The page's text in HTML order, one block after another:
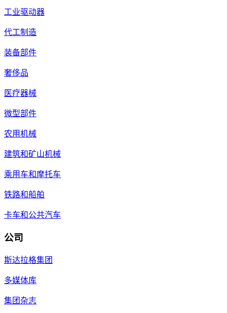
工业驱动器
代工制造
装备部件
奢侈品
医疗器械
微型部件
农用机械
建筑和矿山机械
乘用车和摩托车
铁路和船舶
卡车和公共汽车
公司
斯达拉格集团
多媒体库
集团杂志